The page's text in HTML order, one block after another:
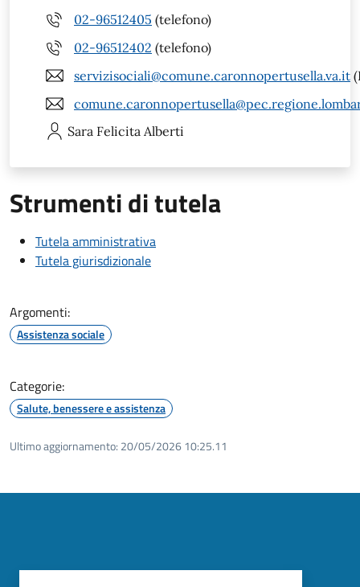
02-96512405 (telefono)
02-96512402 (telefono)
servizisociali@comune.caronnopertusella.va.it
Sara Felicita Alberti
Strumenti di tutela
Tutela amministrativa
Tutela giurisdizionale
Argomenti:
Assistenza sociale
Categorie:
Salute, benessere e assistenza
Ultimo aggiornamento: 20/05/2026 10:25.11